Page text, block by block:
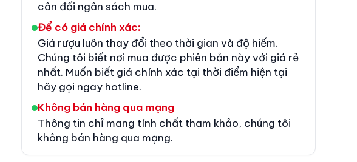
cân đối ngân sách mua.
Để có giá chính xác:
Giá rượu luôn thay đổi theo thời gian và độ hiếm.
Chúng tôi biết nơi mua được phiên bản này với giá rẻ
nhất. Muốn biết giá chính xác tại thời điểm hiện tại
hãy gọi ngay hotline.
Không bán hàng qua mạng
Thông tin chỉ mang tính chất tham khảo, chúng tôi
không bán hàng qua mạng.